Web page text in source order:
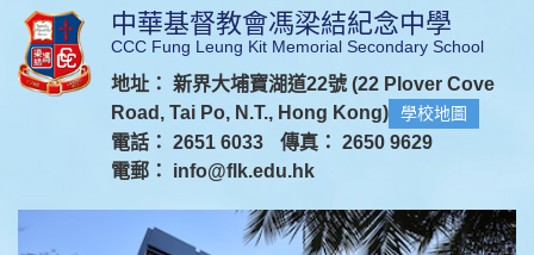
中華基督教會馮梁結紀念中學
CCC Fung Leung Kit Memorial Secondary School
地址： 新界大埔寶湖道22號 (22 Plover Cove
Road, Tai Po, N.T., Hong Kong)
學校地圖
電話： 2651 6033
傳真： 2650 9629
電郵： info@flk.edu.hk